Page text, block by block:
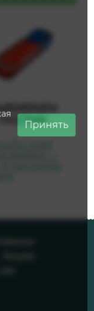
бы, такой
предмет —
Принять